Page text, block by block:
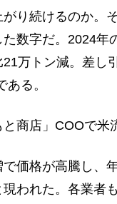
り続けるのか。
数字だ。2024年
万トン減。差し
ある。
商店」COOで米
で価格が高騰し、
われた。各業者